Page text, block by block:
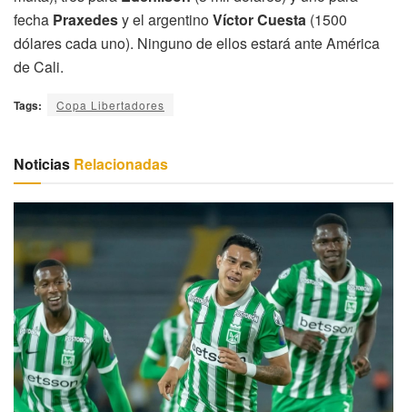
fecha Praxedesy el argentinoVíctor Cuesta (1500
dólares cada uno). Ninguno de ellos estará ante América
de Cali.
Tags: Copa Libertadores
Noticias Relacionadas